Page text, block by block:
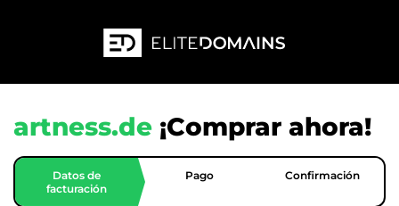
artness.de ¡Comprar ahora!
Datos de
facturación
Pago Confirmación